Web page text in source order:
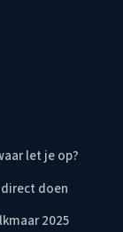
let je op?
doen
2025